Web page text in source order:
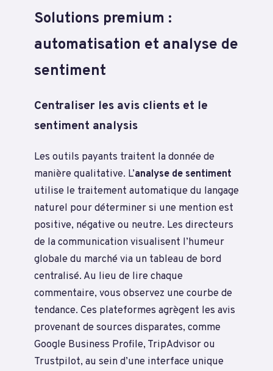
Solutions premium :
automatisation et analyse de
sentiment
Centraliser les avis clients et le
sentiment analysis
Les outils payants traitent la donnée de
manière qualitative. L’analyse de sentiment
utilise le traitement automatique du langage
naturel pour déterminer si une mention est
positive, négative ou neutre. Les directeurs
de la communication visualisent l’humeur
globale du marché via un tableau de bord
centralisé. Au lieu de lire chaque
commentaire, vous observez une courbe de
tendance. Ces plateformes agrègent les avis
provenant de sources disparates, comme
Google Business Profile, TripAdvisor ou
Trustpilot, au sein d’une interface unique